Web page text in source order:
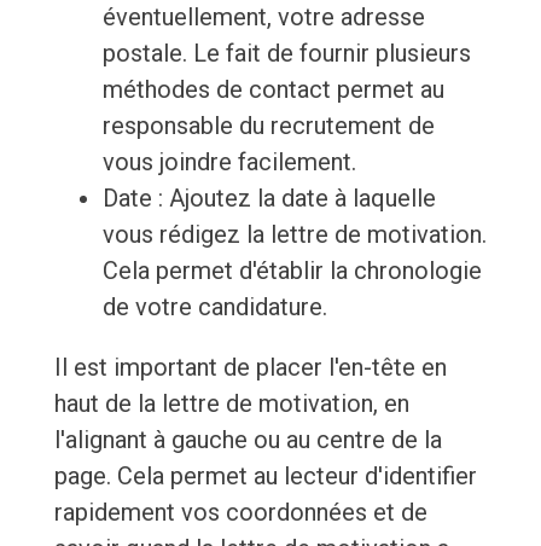
éventuellement, votre adresse
postale. Le fait de fournir plusieurs
méthodes de contact permet au
responsable du recrutement de
vous joindre facilement.
Date : Ajoutez la date à laquelle
vous rédigez la lettre de motivation.
Cela permet d'établir la chronologie
de votre candidature.
Il est important de placer l'en-tête en
haut de la lettre de motivation, en
l'alignant à gauche ou au centre de la
page. Cela permet au lecteur d'identifier
rapidement vos coordonnées et de